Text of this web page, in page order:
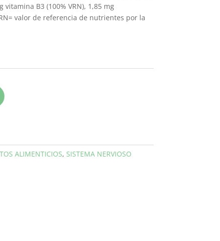
B3 (100% VRN), 1,85 mg
valor de referencia de nutrientes por la
ALIMENTICIOS, SISTEMA NERVIOSO